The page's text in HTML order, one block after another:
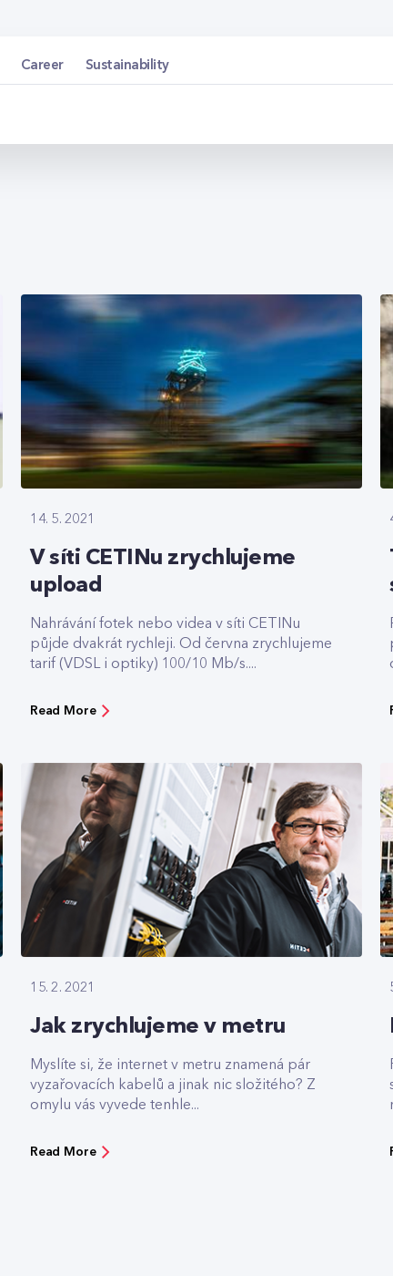
Career Sustainability
14. 5. 2021
V síti CETINu zrychlujeme
upload
Nahrávání fotek nebo videa v síti CETINu
půjde dvakrát rychleji. Od června zrychlujeme
tarif (VDSL i optiky) 100/10 Mb/s....
Read More
15. 2. 2021
Jak zrychlujeme v metru
Myslíte si, že internet v metru znamená pár
vyzařovacích kabelů a jinak nic složitého? Z
omylu vás vyvede tenhle...
Read More